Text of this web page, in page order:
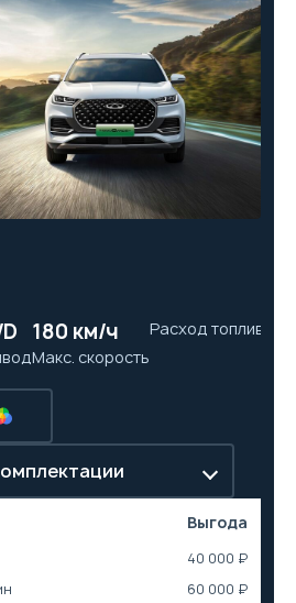
180 км/ч
Макс. скорость
Расход топлива
Выгода
40 000 ₽
60 000 ₽